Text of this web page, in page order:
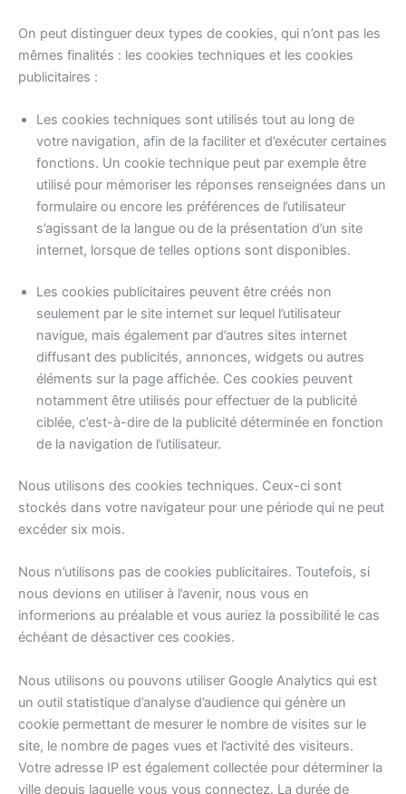
On peut distinguer deux types de cookies, qui n’ont pas les
mêmes finalités : les cookies techniques et les cookies
publicitaires :
Les cookies techniques sont utilisés tout au long de
votre navigation, afin de la faciliter et d’exécuter certaines
fonctions. Un cookie technique peut par exemple être
utilisé pour mémoriser les réponses renseignées dans un
formulaire ou encore les préférences de l’utilisateur
s’agissant de la langue ou de la présentation d’un site
internet, lorsque de telles options sont disponibles.
Les cookies publicitaires peuvent être créés non
seulement par le site internet sur lequel l’utilisateur
navigue, mais également par d’autres sites internet
diffusant des publicités, annonces, widgets ou autres
éléments sur la page affichée. Ces cookies peuvent
notamment être utilisés pour effectuer de la publicité
ciblée, c’est-à-dire de la publicité déterminée en fonction
de la navigation de l’utilisateur.
Nous utilisons des cookies techniques. Ceux-ci sont
stockés dans votre navigateur pour une période qui ne peut
excéder six mois.
Nous n’utilisons pas de cookies publicitaires. Toutefois, si
nous devions en utiliser à l’avenir, nous vous en
informerions au préalable et vous auriez la possibilité le cas
échéant de désactiver ces cookies.
Nous utilisons ou pouvons utiliser Google Analytics qui est
un outil statistique d’analyse d’audience qui génère un
cookie permettant de mesurer le nombre de visites sur le
site, le nombre de pages vues et l’activité des visiteurs.
Votre adresse IP est également collectée pour déterminer la
ville depuis laquelle vous vous connectez. La durée de